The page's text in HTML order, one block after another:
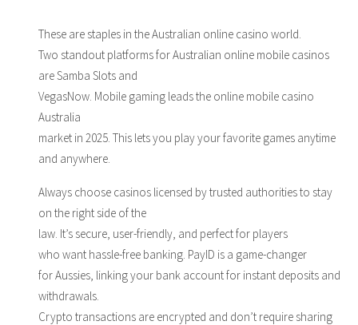
These are staples in the Australian online casino world.
Two standout platforms for Australian online mobile casinos
are Samba Slots and
VegasNow. Mobile gaming leads the online mobile casino
Australia
market in 2025. This lets you play your favorite games anytime
and anywhere.
Always choose casinos licensed by trusted authorities to stay
on the right side of the
law. It’s secure, user-friendly, and perfect for players
who want hassle-free banking. PayID is a game-changer
for Aussies, linking your bank account for instant deposits and
withdrawals.
Crypto transactions are encrypted and don’t require sharing